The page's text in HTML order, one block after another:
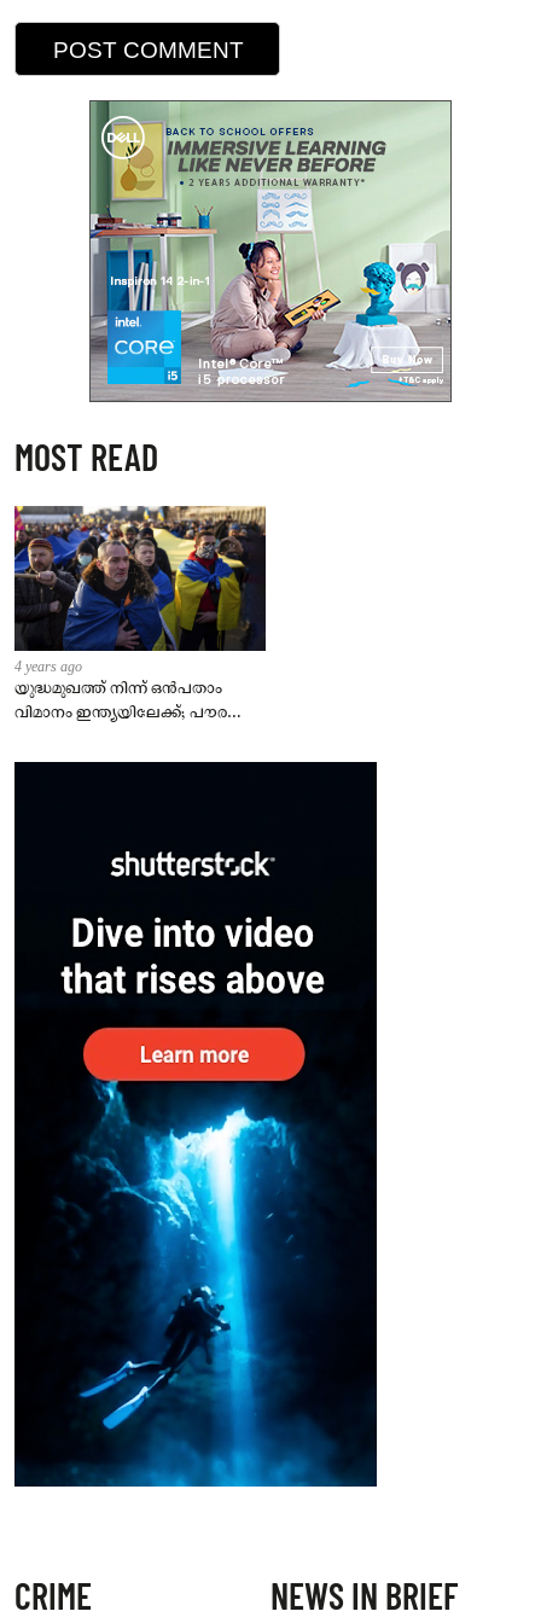
MOST READ
4 years ago
യുദ്ധമുഖത്ത് നിന്ന് ഒൻപതാം
വിമാനം ഇന്ത്യയിലേക്ക്; പൗരന്മാർ
– കേന്ദ്രം
CRIME NEWS IN BRIEF